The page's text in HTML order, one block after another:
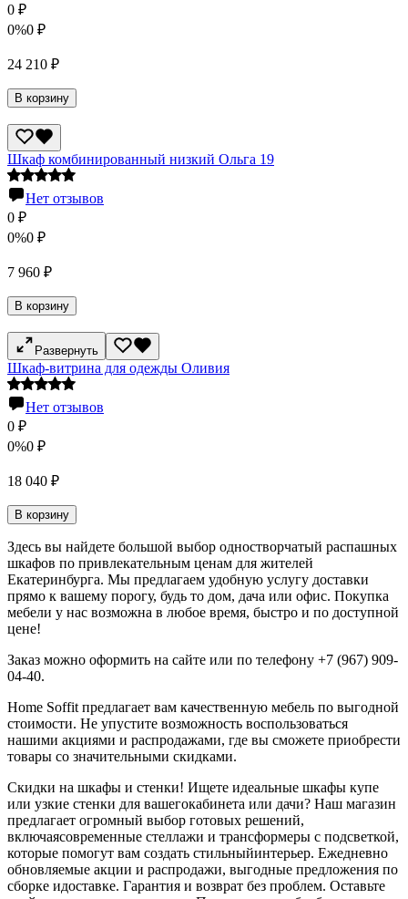
0 ₽
0%0 ₽
24 210 ₽
В корзину
Шкаф комбинированный низкий Ольга 19
Нет отзывов
0 ₽
0%0 ₽
7 960 ₽
В корзину
Развернуть
Шкаф-витрина для одежды Оливия
Нет отзывов
0 ₽
0%0 ₽
18 040 ₽
В корзину
Здесь вы найдете большой выбор одностворчатый распашных
шкафов по привлекательным ценам для жителей
Екатеринбурга. Мы предлагаем удобную услугу доставки
прямо к вашему порогу, будь то дом, дача или офис. Покупка
мебели у нас возможна в любое время, быстро и по доступной
цене!
Заказ можно оформить на сайте или по телефону +7 (967) 909-
04-40.
Home Soffit предлагает вам качественную мебель по выгодной
стоимости. Не упустите возможность воспользоваться
нашими акциями и распродажами, где вы сможете приобрести
товары со значительными скидками.
Скидки на шкафы и стенки! Ищете идеальные шкафы купе
или узкие стенки для вашегокабинета или дачи? Наш магазин
предлагает огромный выбор готовых решений,
включаясовременные стеллажи и трансформеры с подсветкой,
которые помогут вам создать стильныйинтерьер. Ежедневно
обновляемые акции и распродажи, выгодные предложения по
сборке идоставке. Гарантия и возврат без проблем. Оставьте